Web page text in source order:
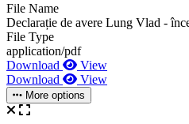
File Name
Declarație de avere Lung Vlad -
File Type
application/pdf
Download
View
Download
View
More options